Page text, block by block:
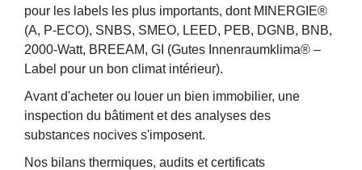
pour les labels les plus importants, dont MINERGIE®
(A, P-ECO), SNBS, SMEO, LEED, PEB, DGNB, BNB,
2000-Watt, BREEAM, GI (Gutes Innenraumklima® –
Label pour un bon climat intérieur).
Avant d'acheter ou louer un bien immobilier, une
inspection du bâtiment et des analyses des
substances nocives s'imposent.
Nos bilans thermiques, audits et certificats